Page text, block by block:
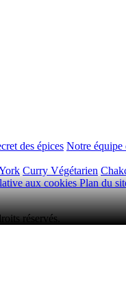
des épices Notre équipe
Curry Végétarien
aux cookiesPlan du
réservés.